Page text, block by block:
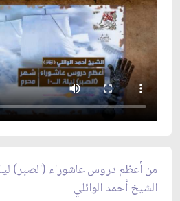
من أعظم دروس عاشوراء (الصبر)
الشيخ أحمد الوائلي